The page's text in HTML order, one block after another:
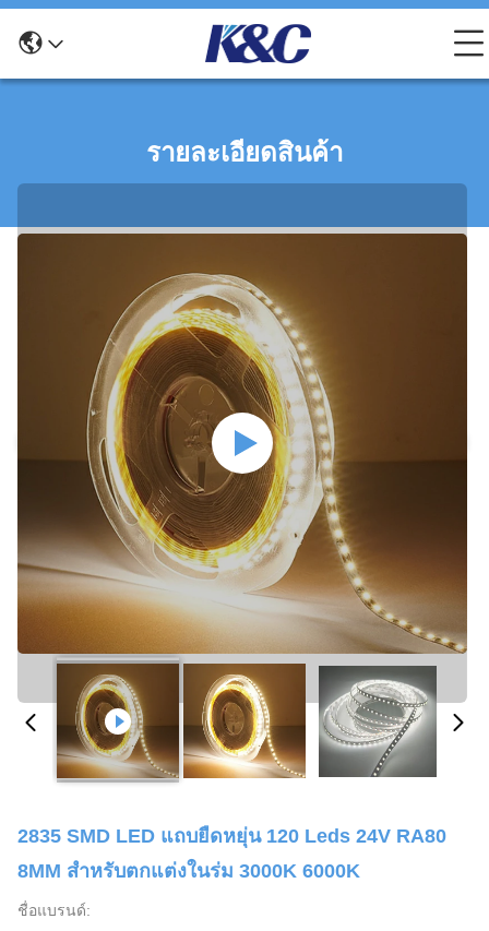
รายละเอียดสินค้า
2835 SMD LED แถบยืดหยุ่น 120 Leds 24V RA80
8MM สำหรับตกแต่งในร่ม 3000K 6000K
ชื่อแบรนด์: